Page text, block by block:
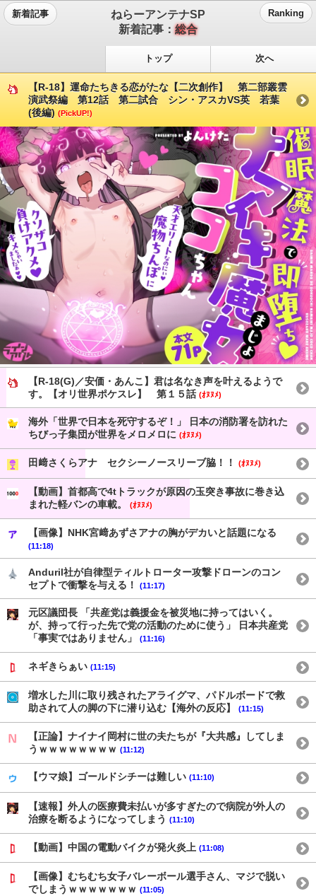
新着記事
ねらーアンテナSP
新着記事：総合
Ranking
トップ 次へ
【R-18】運命たちきる恋がたな【二次創作】 第二部叢雲
演武祭編 第12話 第二試合 シン・アスカVS英 若葉
(後編) (PickUP!)
【R-18(G)／安価・あんこ】君は名なき声を叶えるようで
す。【オリ世界ポケスレ】 第１５話 (ｵﾇﾇﾒ)
海外「世界で日本を死守するぞ！」 日本の消防署を訪れた
ちびっ子集団が世界をメロメロに (ｵﾇﾇﾒ)
田﨑さくらアナ セクシーノースリーブ脇！！ (ｵﾇﾇﾒ)
【動画】首都高で4tトラックが原因の玉突き事故に巻き込
まれた軽バンの車載。
(ｵﾇﾇﾒ)
【画像】NHK宮﨑あずさアナの胸がデカいと話題になる
(11:18)
Anduril社が自律型ティルトローター攻撃ドローンのコン
セプトで衝撃を与える！
(11:17)
元区議団長 「共産党は義援金を被災地に持ってはいく。
が、持って行った先で党の活動のために使う」 日本共産党
「事実ではありません」
(11:16)
ネギきらぁい (11:15)
増水した川に取り残されたアライグマ、パドルボードで救
助されて人の脚の下に潜り込む【海外の反応】
(11:15)
【正論】ナイナイ岡村に世の夫たちが『大共感』してしま
うｗｗｗｗｗｗｗｗ (11:12)
【ウマ娘】ゴールドシチーは難しい (11:10)
【速報】外人の医療費未払いが多すぎたので病院が外人の
治療を断るようになってしまう (11:10)
【動画】中国の電動バイクが発火炎上 (11:08)
【画像】むちむち女子バレーボール選手さん、マジで脱い
でしまうｗｗｗｗｗｗｗ (11:05)